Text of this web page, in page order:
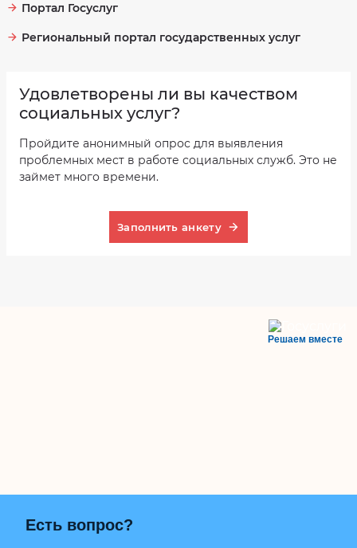
Портал Госуслуг
Региональный портал государственных услуг
Удовлетворены ли вы качеством
социальных услуг?
Пройдите анонимный опрос для выявления
проблемных мест в работе социальных служб. Это не
займет много времени.
Заполнить анкету
Решаем вместе
Есть вопрос?